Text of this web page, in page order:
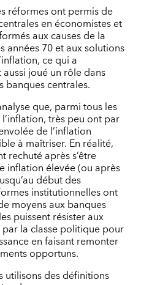
réformes ont permis de
en économistes et
aux causes de la
années 70 et aux solutions
ce qui a
joué un rôle dans
banques centrales.
que, parmi tous les
très peu ont par
de l’inflation
à maîtriser. En réalité,
rechuté après s’être
inflation élevée (ou après
début des
institutionnelles ont
moyens aux banques
puissent résister aux
la classe politique pour
en faisant remonter
opportuns.
utilisons des définitions